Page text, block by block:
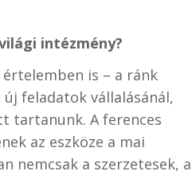
intézmény?
értelemben is – a ránk
feladatok vállalásánál,
tartanunk. A ferences
az eszköze a mai
nemcsak a szerzetesek, a